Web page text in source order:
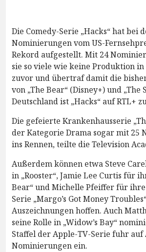
Die Comedy-Serie „Hacks“ hat bei
Nominierungen vom US-
Rekord aufgestellt. Mit 24
sie so viele wie keine Produktion
zuvor und übertraf damit die
von „The Bear“ (Disney+) und „The
Deutschland ist „Hacks“ auf RTL+
Die gefeierte Krankenhausserie
der Kategorie Drama sogar mit 25
ins Rennen, teilte die Television
Außerdem können etwa Steve
in „Rooster“, Jamie Lee Curtis für
Bear“ und Michelle Pfeiffer für
Serie „Margo’s Got Money
Auszeichnungen hoffen. Auch
seine Rolle in „Widow’s Bay“
Staffel der Apple-TV-Serie fuhr auf
Nominierungen ein.